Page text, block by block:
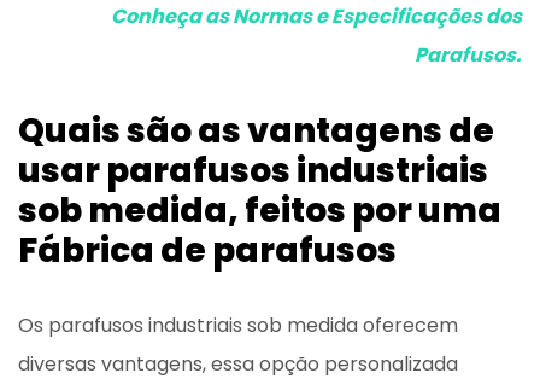
Conheça as Normas e Especificações dos
Parafusos.
Quais são as vantagens de
usar parafusos industriais
sob medida, feitos por uma
Fábrica de parafusos
Os parafusos industriais sob medida oferecem
diversas vantagens, essa opção personalizada